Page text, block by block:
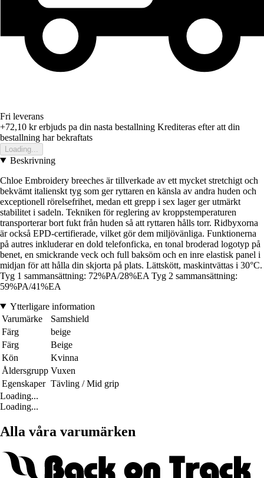
Fri leverans
+72,10 krerbjuds pa din nasta bestallning Krediteras efter att din
bestallning har bekraftats
Loading...
Beskrivning
Chloe Embroidery breeches är tillverkade av ett mycket stretchigt och
bekvämt italienskt tyg som ger ryttaren en känsla av andra huden och
exceptionell rörelsefrihet, medan ett grepp i sex lager ger utmärkt
stabilitet i sadeln. Tekniken för reglering av kroppstemperaturen
transporterar bort fukt från huden så att ryttaren hålls torr. Ridbyxorna
är också EPD-certifierade, vilket gör dem miljövänliga. Funktionerna
på autres inkluderar en dold telefonficka, en tonal broderad logotyp på
benet, en smickrande veck och full baksöm och en inre elastisk panel i
midjan för att hålla din skjorta på plats. Lättskött, maskintvättas i 30°C.
Tyg 1 sammansättning: 72%PA/28%EA Tyg 2 sammansättning:
59%PA/41%EA
Ytterligare information
Varumärke
Samshield
Färg
beige
Färg
Beige
Kön
Kvinna
Åldersgrupp Vuxen
Egenskaper Tävling / Mid grip
Loading...
Loading...
Alla våra varumärken